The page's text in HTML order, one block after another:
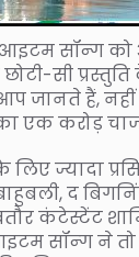
सॉन्ग को
सी
जानते हैं,
एक करोड़
ज्यादा
द
कंटेस्टेंट
सॉन्ग ने तो